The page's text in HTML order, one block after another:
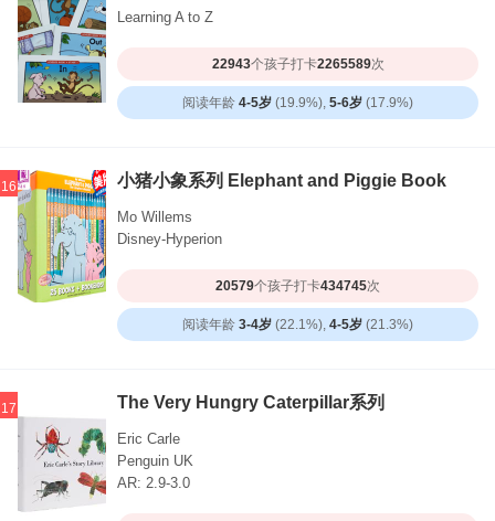
Learning A to Z
22943个孩子打卡2265589次
阅读年龄 4-5岁 (19.9%), 5-6岁 (17.9%)
16 小猪小象系列 Elephant and Piggie Book
Mo Willems
Disney-Hyperion
20579个孩子打卡434745次
阅读年龄 3-4岁 (22.1%), 4-5岁 (21.3%)
17 The Very Hungry Caterpillar系列
Eric Carle
Penguin UK
AR: 2.9-3.0